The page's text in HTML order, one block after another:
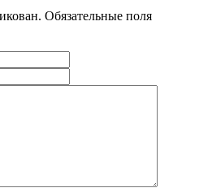
Обязательные поля